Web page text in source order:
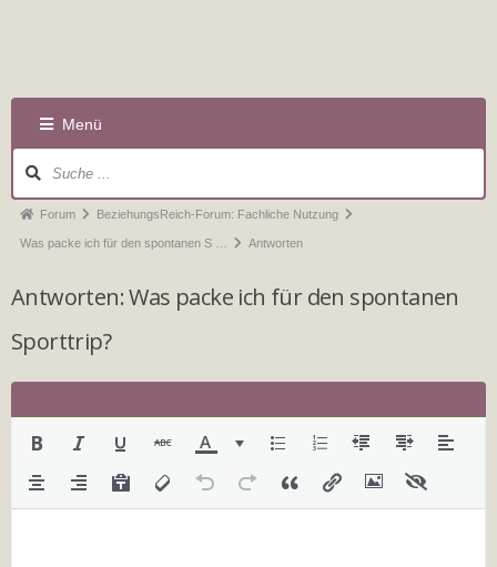
Menü
Forum BeziehungsReich-Forum: Fachliche Nutzung
Was packe ich für den spontanen S … Antworten
Antworten: Was packe ich für den spontanen
Sporttrip?